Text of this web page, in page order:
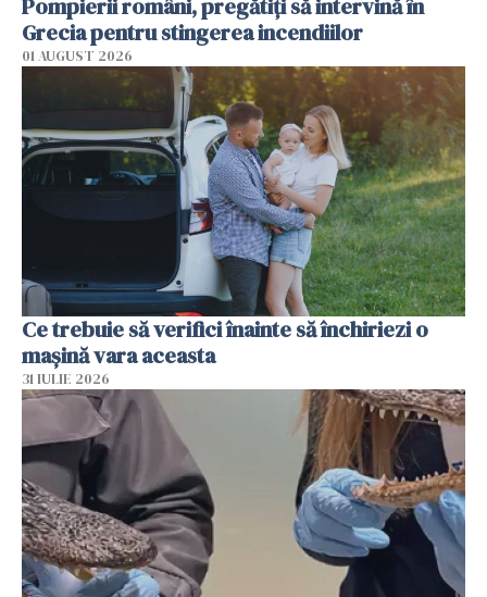
Pompierii români, pregătiţi să intervină în
Grecia pentru stingerea incendiilor
01 AUGUST 2026
Ce trebuie să verifici înainte să închiriezi o
mașină vara aceasta
31 IULIE 2026